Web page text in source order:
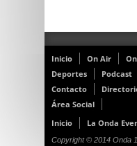
Inicio On Air
Deportes
Podcast
Contacto
Área Social
Inicio
La Onda
Copyright © 2014 Onda